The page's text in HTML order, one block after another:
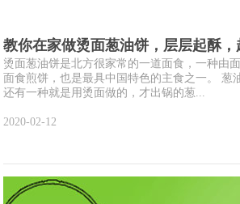
教你在家做烫面葱油饼，层层起酥
烫面葱油饼是北方很家常的一道面食，一种由
面食煎饼，也是最具中国特色的主食之一。 葱
还有一种就是用烫面做的，才出锅的葱...
2020-02-12